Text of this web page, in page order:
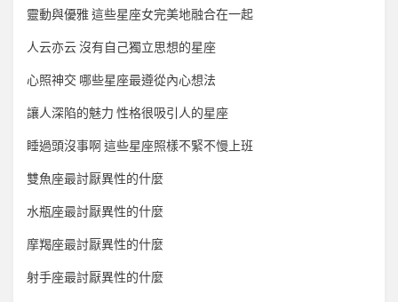
靈動與優雅 這些星座女完美地融合在一起
人云亦云 沒有自己獨立思想的星座
心照神交 哪些星座最遵從內心想法
讓人深陷的魅力 性格很吸引人的星座
睡過頭沒事啊 這些星座照樣不緊不慢上班
雙魚座最討厭異性的什麼
水瓶座最討厭異性的什麼
摩羯座最討厭異性的什麼
射手座最討厭異性的什麼